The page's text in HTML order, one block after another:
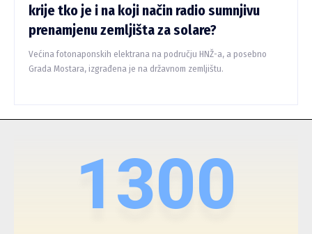
krije tko je i na koji način radio sumnjivu
prenamjenu zemljišta za solare?
Većina fotonaponskih elektrana na području HNŽ-a, a posebno
Grada Mostara, izgrađena je na državnom zemljištu.
1300